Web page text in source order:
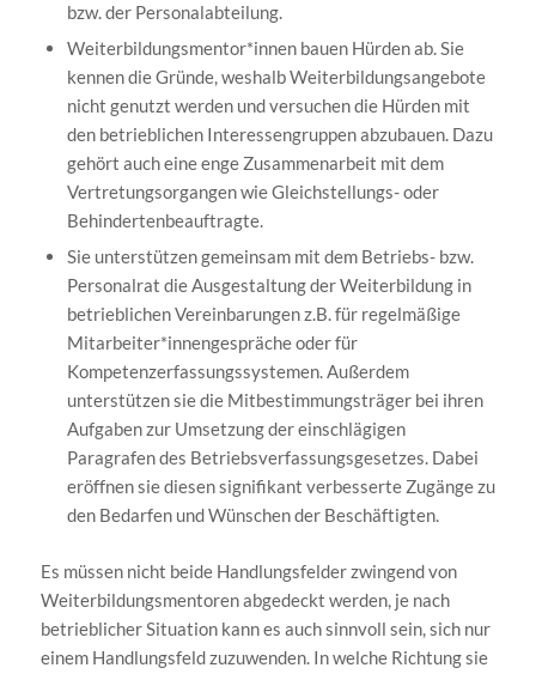
bzw. der Personalabteilung.
Weiterbildungsmentor*innen bauen Hürden ab. Sie
kennen die Gründe, weshalb Weiterbildungsangebote
nicht genutzt werden und versuchen die Hürden mit
den betrieblichen Interessengruppen abzubauen. Dazu
gehört auch eine enge Zusammenarbeit mit dem
Vertretungsorgangen wie Gleichstellungs- oder
Behindertenbeauftragte.
Sie unterstützen gemeinsam mit dem Betriebs- bzw.
Personalrat die Ausgestaltung der Weiterbildung in
betrieblichen Vereinbarungen z.B. für regelmäßige
Mitarbeiter*innengespräche oder für
Kompetenzerfassungssystemen. Außerdem
unterstützen sie die Mitbestimmungsträger bei ihren
Aufgaben zur Umsetzung der einschlägigen
Paragrafen des Betriebsverfassungsgesetzes. Dabei
eröffnen sie diesen signifikant verbesserte Zugänge zu
den Bedarfen und Wünschen der Beschäftigten.
Es müssen nicht beide Handlungsfelder zwingend von
Weiterbildungsmentoren abgedeckt werden, je nach
betrieblicher Situation kann es auch sinnvoll sein, sich nur
einem Handlungsfeld zuzuwenden. In welche Richtung sie